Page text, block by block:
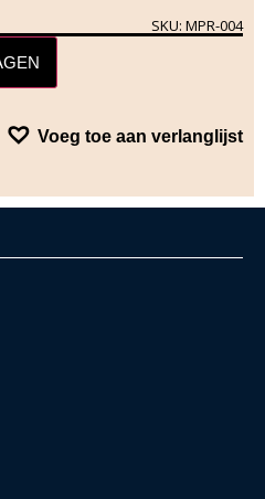
SKU: MPR-004
Voeg toe aan verlanglijst